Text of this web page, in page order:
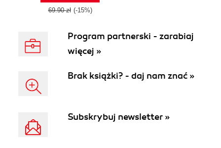
69.90 zł (-15%)
Program partnerski - zarabiaj
więcej »
Brak książki? - daj nam znać »
Subskrybuj newsletter »